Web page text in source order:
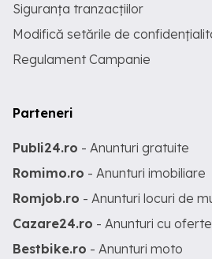
Siguranța tranzacțiilor
Modifică setările de
Regulament Campanie
Parteneri
Publi24.ro - Anunturi gratuite
Romimo.ro - Anunturi imobiliare
Romjob.ro - Anunturi locuri de
Cazare24.ro - Anunturi cu
Bestbike.ro - Anunturi moto